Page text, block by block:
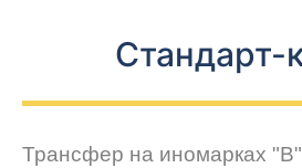
Стандарт-
Трансфер на иномарках "В"